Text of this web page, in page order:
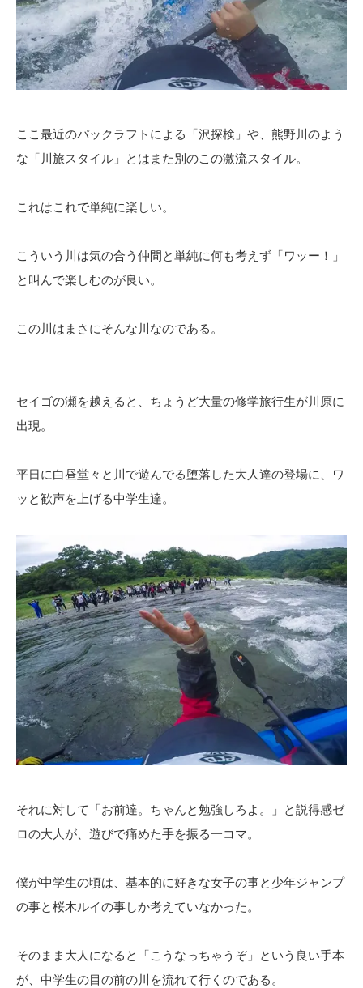
ここ最近のパックラフトによる「沢探検」や、熊野川のよう
な「川旅スタイル」とはまた別のこの激流スタイル。
これはこれで単純に楽しい。
こういう川は気の合う仲間と単純に何も考えず「ワッー！」
と叫んで楽しむのが良い。
この川はまさにそんな川なのである。
セイゴの瀬を越えると、ちょうど大量の修学旅行生が川原に
出現。
平日に白昼堂々と川で遊んでる堕落した大人達の登場に、ワ
ッと歓声を上げる中学生達。
それに対して「お前達。ちゃんと勉強しろよ。」と説得感ゼ
ロの大人が、遊びで痛めた手を振る一コマ。
僕が中学生の頃は、基本的に好きな女子の事と少年ジャンプ
の事と桜木ルイの事しか考えていなかった。
そのまま大人になると「こうなっちゃうぞ」という良い手本
が、中学生の目の前の川を流れて行くのである。